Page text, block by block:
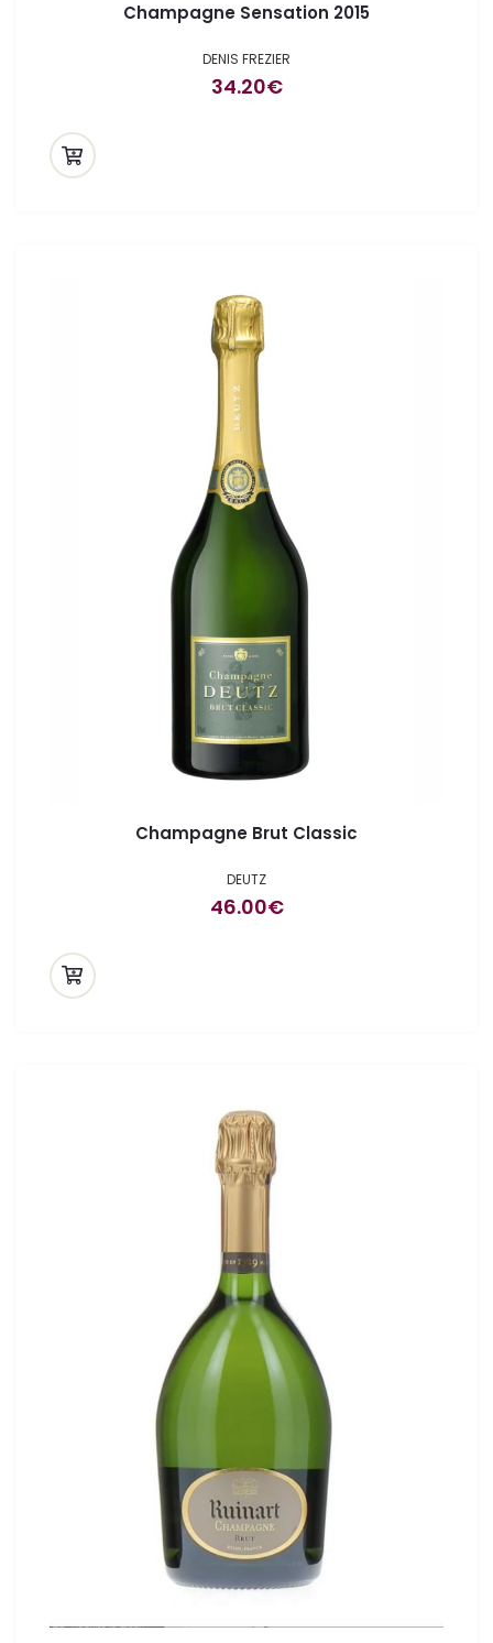
Champagne Sensation 2015
DENIS FREZIER
34.20€
Champagne Brut Classic
DEUTZ
46.00€